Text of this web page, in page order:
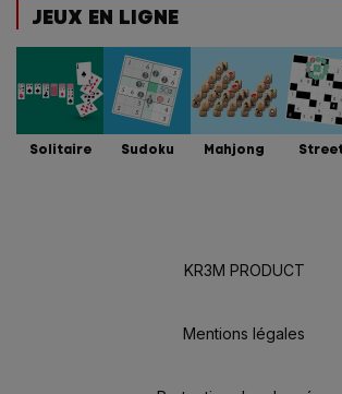
JEUX EN LIGNE
Solitaire Sudoku Mahjong
KR3M PRODUCT
Mentions légales